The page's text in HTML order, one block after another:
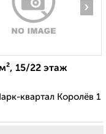
›
15/22 этаж
квартал Королёв 1